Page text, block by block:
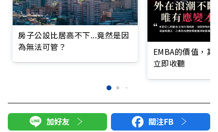
房子公設比居高不下...竟然是因
為無法可管？
EMBA的價值，
立即收聽
加好友 關注FB